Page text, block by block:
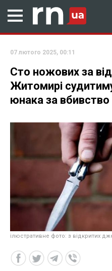
07 лютого 2025, 00:11
Сто ножових за
Житомирі
юнака за
ілюстративне фото: з відкритих